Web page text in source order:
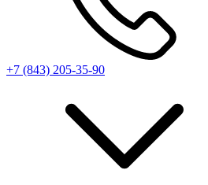
+7 (843) 205-35-90